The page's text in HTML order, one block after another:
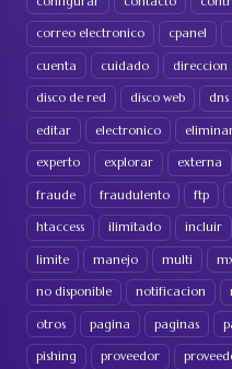
correo electronico cpanel
cuenta cuidado direccion
disco de red disco web dns
editar electronico
experto explorar externa
fraude fraudulento ftp
htaccess ilimitado incluir
limite manejo multi
no disponible notificacion
otros pagina paginas
pishing proveedor